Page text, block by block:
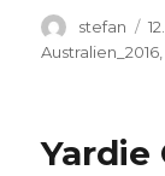
Autor
stefan
Australien_2016
Yardie